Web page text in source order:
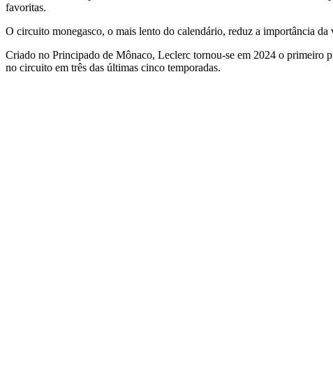
favoritas.
O circuito monegasco, o mais lento do calendário, reduz a importância
Criado no Principado de Mônaco, Leclerc tornou-se em 2024 o primeiro
no circuito em três das últimas cinco temporadas.